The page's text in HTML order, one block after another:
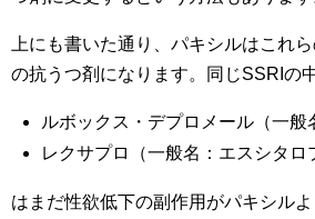
上にも書いた通り、パキシルはこれ
の抗うつ剤になります。同じSSRIの
ルボックス・デプロメール（一般
レクサプロ（一般名：エスシタロ
はまだ性欲低下の副作用がパキシル